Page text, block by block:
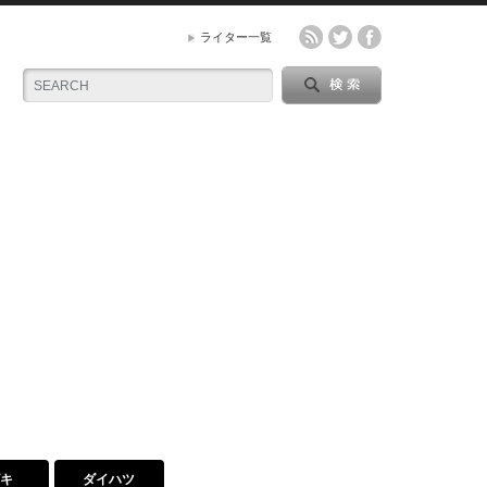
ライター一覧
ダイハツ